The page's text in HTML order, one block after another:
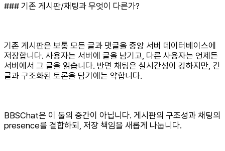
### 기존 게시판/채팅과 무엇이 다른가?
기존 게시판은 보통 모든 글과 댓글을 중앙 서버 데이터베이스에
저장합니다. 사용자는 서버에 글을 남기고, 다른 사용자는 언제든
서버에서 그 글을 읽습니다. 반면 채팅은 실시간성이 강하지만, 긴
글과 구조화된 토론을 담기에는 약합니다.
BBSChat은 이 둘의 중간이 아닙니다. 게시판의 구조성과 채팅의
presence를 결합하되, 저장 책임을 새롭게 나눕니다.